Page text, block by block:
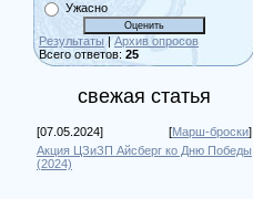
Ужасно
Результаты | Архив опросов
Всего ответов: 25
свежая статья
[07.05.2024] [Марш-броски]
Акция ЦЗиЗП Айсберг ко Дню Победы
(2024)